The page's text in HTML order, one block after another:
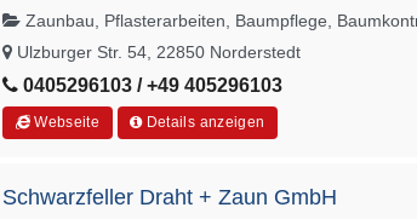
Zaunbau, Pflasterarbeiten, Baumpflege,
Ulzburger Str. 54, 22850 Norderstedt
0405296103 / +49 405296103
Webseite Details anzeigen
Schwarzfeller Draht + Zaun GmbH